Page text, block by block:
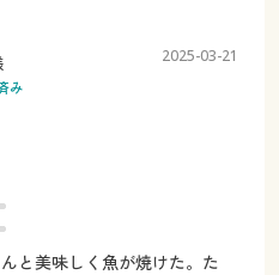
み
2025-03-21
と美味しく魚が焼けた。た